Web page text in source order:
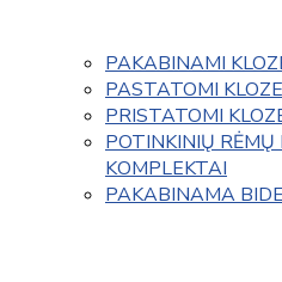
PAKABINAMI
PASTATOMI
PRISTATOMI
POTINKINIŲ
KOMPLEKTAI
PAKABINAMA BIDE